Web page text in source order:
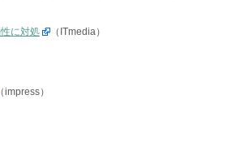
に対処
（ITmedia）
（impress）